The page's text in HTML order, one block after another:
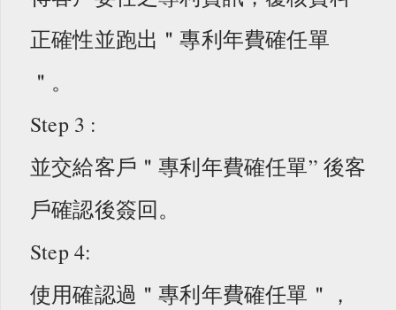
正確性並跑出＂專利年費確任單
＂。
Step 3 :
並交給客戶＂專利年費確任單” 後客
戶確認後簽回。
Step 4:
使用確認過＂專利年費確任單＂，